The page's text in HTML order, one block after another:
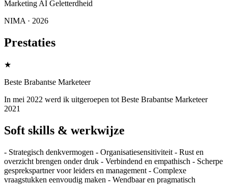
Marketing AI Geletterdheid
NIMA· 2026
Prestaties
★
Beste Brabantse Marketeer
In mei 2022 werd ik uitgeroepen tot Beste Brabantse Marketeer
2021
Soft skills & werkwijze
- Strategisch denkvermogen - Organisatiesensitiviteit - Rust en
overzicht brengen onder druk - Verbindend en empathisch - Scherpe
gesprekspartner voor leiders en management - Complexe
vraagstukken eenvoudig maken - Wendbaar en pragmatisch